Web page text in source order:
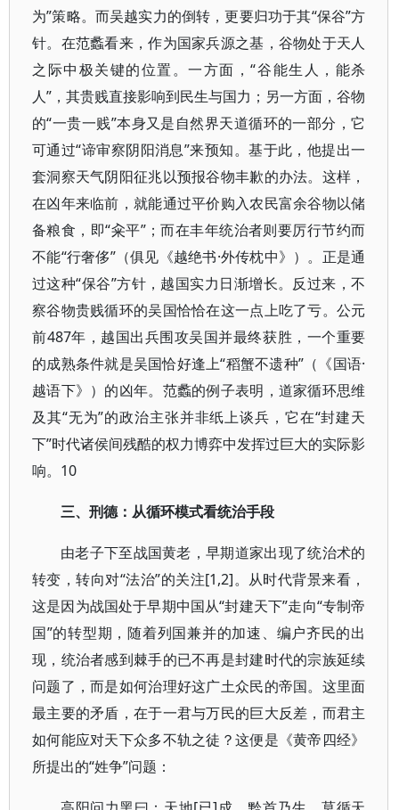
为”策略。而吴越实力的倒转，更要归功于其“保谷”方
针。在范蠡看来，作为国家兵源之基，谷物处于天人
之际中极关键的位置。一方面，“谷能生人，能杀
人”，其贵贱直接影响到民生与国力；另一方面，谷物
的“一贵一贱”本身又是自然界天道循环的一部分，它
可通过“谛审察阴阳消息”来预知。基于此，他提出一
套洞察天气阴阳征兆以预报谷物丰歉的办法。这样，
在凶年来临前，就能通过平价购入农民富余谷物以储
备粮食，即“籴平”；而在丰年统治者则要厉行节约而
不能“行奢侈”（俱见《越绝书·外传枕中》）。正是通
过这种“保谷”方针，越国实力日渐增长。反过来，不
察谷物贵贱循环的吴国恰恰在这一点上吃了亏。公元
前487年，越国出兵围攻吴国并最终获胜，一个重要
的成熟条件就是吴国恰好逢上“稻蟹不遗种”（《国语·
越语下》）的凶年。范蠡的例子表明，道家循环思维
及其“无为”的政治主张并非纸上谈兵，它在“封建天
下”时代诸侯间残酷的权力博弈中发挥过巨大的实际影
响。10
三、刑德：从循环模式看统治手段
由老子下至战国黄老，早期道家出现了统治术的
转变，转向对“法治”的关注[1,2]。从时代背景来看，
这是因为战国处于早期中国从“封建天下”走向“专制帝
国”的转型期，随着列国兼并的加速、编户齐民的出
现，统治者感到棘手的已不再是封建时代的宗族延续
问题了，而是如何治理好这广土众民的帝国。这里面
最主要的矛盾，在于一君与万民的巨大反差，而君主
如何能应对天下众多不轨之徒？这便是《黄帝四经》
所提出的“姓争”问题：